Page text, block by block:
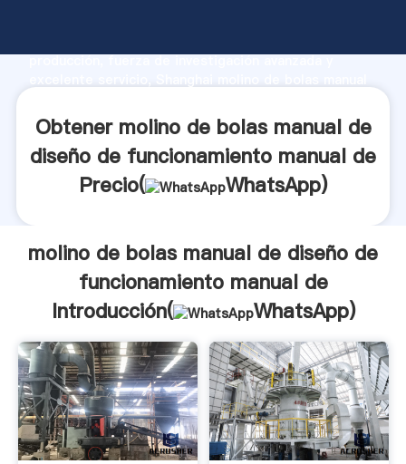
producción, fuerza de investigación avanzada y
crea el valor y aporta valores a todos los clientes.
Obtener molino de bolas manual de
diseño de funcionamiento manual de
Precio(
WhatsApp)
molino de bolas manual de diseño de
funcionamiento manual de
Introducción(
WhatsApp)